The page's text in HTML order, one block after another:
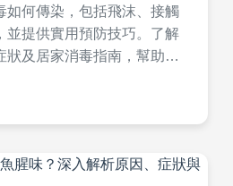
如何傳染，包括飛沫、接觸
並提供實用預防技巧。了解
狀及居家消毒指南，幫助您
。